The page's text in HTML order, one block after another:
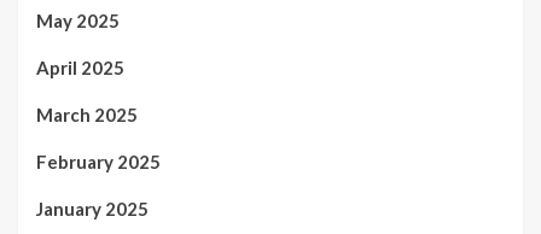
May 2025
April 2025
March 2025
February 2025
January 2025